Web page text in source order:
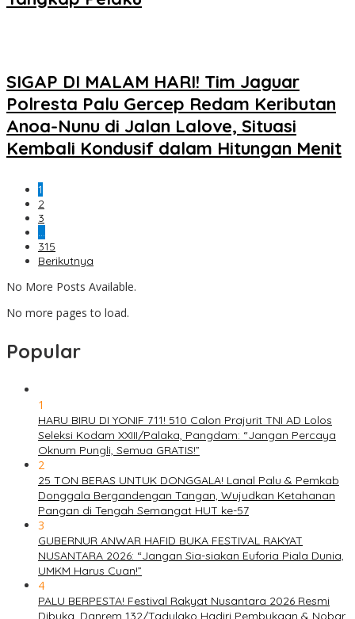
SIGAP DI MALAM HARI! Tim Jaguar
Polresta Palu Gercep Redam Keributan
Anoa-Nunu di Jalan Lalove, Situasi
Kembali Kondusif dalam Hitungan Menit
1
2
3
…
315
Berikutnya
No More Posts Available.
No more pages to load.
Popular
1
HARU BIRU DI YONIF 711! 510 Calon Prajurit TNI AD Lolos
Seleksi Kodam XXIII/Palaka, Pangdam: “Jangan Percaya
Oknum Pungli, Semua GRATIS!”
2
25 TON BERAS UNTUK DONGGALA! Lanal Palu & Pemkab
Donggala Bergandengan Tangan, Wujudkan Ketahanan
Pangan di Tengah Semangat HUT ke-57
3
GUBERNUR ANWAR HAFID BUKA FESTIVAL RAKYAT
NUSANTARA 2026: “Jangan Sia-siakan Euforia Piala Dunia,
UMKM Harus Cuan!”
4
PALU BERPESTA! Festival Rakyat Nusantara 2026 Resmi
Dibuka, Danrem 132/Tadulako Hadiri Pembukaan & Nobar